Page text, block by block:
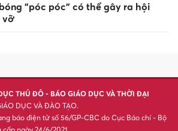
"póc póc" có thể gây ra hội
vỡ
THỦ ĐÔ - BÁO GIÁO DỤC VÀ THỜI ĐẠI
DỤC VÀ ĐÀO TẠO.
báo điện tử số 56/GP-CBC do Cục Báo chí - Bộ